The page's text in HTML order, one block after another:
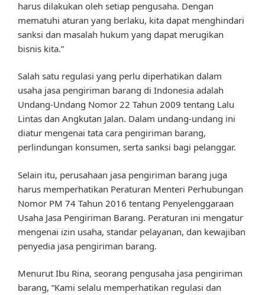
harus dilakukan oleh setiap pengusaha. Dengan
mematuhi aturan yang berlaku, kita dapat menghindari
sanksi dan masalah hukum yang dapat merugikan
bisnis kita.”
Salah satu regulasi yang perlu diperhatikan dalam
usaha jasa pengiriman barang di Indonesia adalah
Undang-Undang Nomor 22 Tahun 2009 tentang Lalu
Lintas dan Angkutan Jalan. Dalam undang-undang ini
diatur mengenai tata cara pengiriman barang,
perlindungan konsumen, serta sanksi bagi pelanggar.
Selain itu, perusahaan jasa pengiriman barang juga
harus memperhatikan Peraturan Menteri Perhubungan
Nomor PM 74 Tahun 2016 tentang Penyelenggaraan
Usaha Jasa Pengiriman Barang. Peraturan ini mengatur
mengenai izin usaha, standar pelayanan, dan kewajiban
penyedia jasa pengiriman barang.
Menurut Ibu Rina, seorang pengusaha jasa pengiriman
barang, “Kami selalu memperhatikan regulasi dan